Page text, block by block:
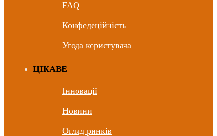
FAQ
Конфедеційність
Угода користувача
ЦIКАВЕ
Інновації
Новини
Огляд ринків